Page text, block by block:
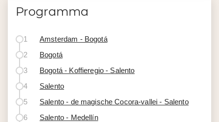
Programma
1
Amsterdam - Bogotá
2
Bogotá
3
Bogotá - Koffieregio - Salento
4
Salento
5
Salento - de magische Cocora-vallei - Salento
6
Salento - Medellín